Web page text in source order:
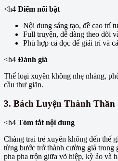
<h4 Điểm nổi bật
Nội dung sáng tạo, đề cao trí
Full truyện, dễ dàng theo dõi
Phù hợp cả đọc để giải trí và
<h4 Đánh giá
Thể loại xuyên không nhẹ nhàng,
cầu thư giãn.
3. Bách Luyện Thành Thần
<h4 Tóm tắt nội dung
Chàng trai trẻ xuyên không đến thế
từng bước trở thành cường giả trong
pha pha trộn giữa võ hiệp, kỳ ảo và